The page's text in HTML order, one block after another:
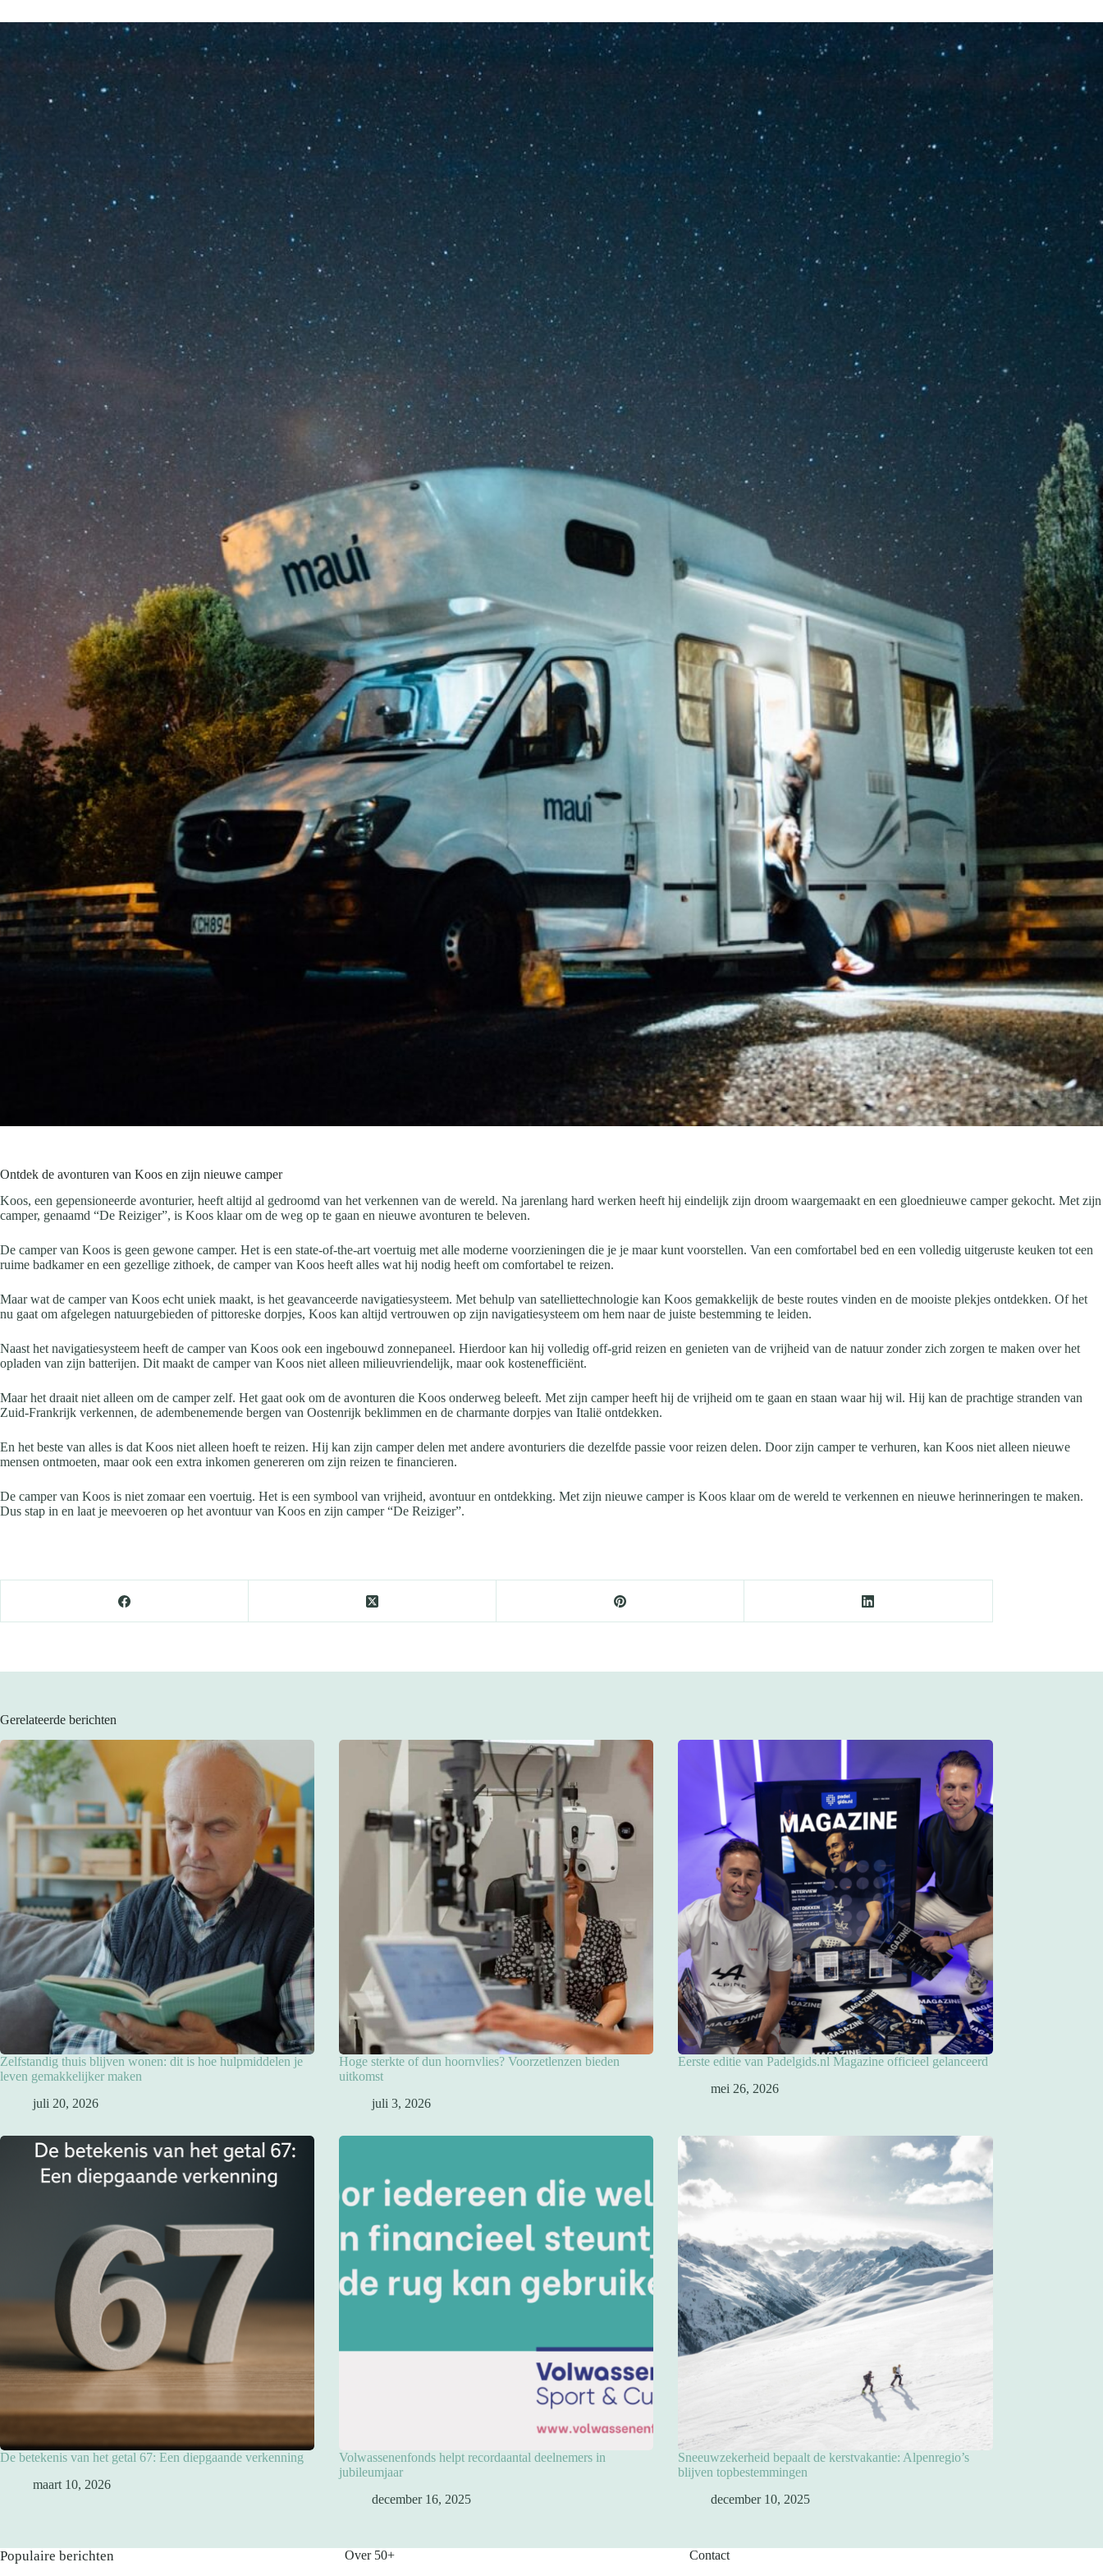
Ontdek de avonturen van Koos en zijn nieuwe camper
Koos, een gepensioneerde avonturier, heeft altijd al gedroomd van het verkennen van de wereld. Na jarenlang hard werken heeft hij eindelijk zijn droom waargemaakt en een gloednieuwe camper gekocht. Met zijn
camper, genaamd “De Reiziger”, is Koos klaar om de weg op te gaan en nieuwe avonturen te beleven.
De camper van Koos is geen gewone camper. Het is een state-of-the-art voertuig met alle moderne voorzieningen die je je maar kunt voorstellen. Van een comfortabel bed en een volledig uitgeruste keuken tot een
ruime badkamer en een gezellige zithoek, de camper van Koos heeft alles wat hij nodig heeft om comfortabel te reizen.
Maar wat de camper van Koos echt uniek maakt, is het geavanceerde navigatiesysteem. Met behulp van satelliettechnologie kan Koos gemakkelijk de beste routes vinden en de mooiste plekjes ontdekken. Of het
nu gaat om afgelegen natuurgebieden of pittoreske dorpjes, Koos kan altijd vertrouwen op zijn navigatiesysteem om hem naar de juiste bestemming te leiden.
Naast het navigatiesysteem heeft de camper van Koos ook een ingebouwd zonnepaneel. Hierdoor kan hij volledig off-grid reizen en genieten van de vrijheid van de natuur zonder zich zorgen te maken over het
opladen van zijn batterijen. Dit maakt de camper van Koos niet alleen milieuvriendelijk, maar ook kostenefficiënt.
Maar het draait niet alleen om de camper zelf. Het gaat ook om de avonturen die Koos onderweg beleeft. Met zijn camper heeft hij de vrijheid om te gaan en staan waar hij wil. Hij kan de prachtige stranden van
Zuid-Frankrijk verkennen, de adembenemende bergen van Oostenrijk beklimmen en de charmante dorpjes van Italië ontdekken.
En het beste van alles is dat Koos niet alleen hoeft te reizen. Hij kan zijn camper delen met andere avonturiers die dezelfde passie voor reizen delen. Door zijn camper te verhuren, kan Koos niet alleen nieuwe
mensen ontmoeten, maar ook een extra inkomen genereren om zijn reizen te financieren.
De camper van Koos is niet zomaar een voertuig. Het is een symbool van vrijheid, avontuur en ontdekking. Met zijn nieuwe camper is Koos klaar om de wereld te verkennen en nieuwe herinneringen te maken.
Dus stap in en laat je meevoeren op het avontuur van Koos en zijn camper “De Reiziger”.
Gerelateerde berichten
Zelfstandig thuis blijven wonen: dit is hoe hulpmiddelen je
leven gemakkelijker maken
juli 20, 2026
Hoge sterkte of dun hoornvlies? Voorzetlenzen bieden
uitkomst
juli 3, 2026
Eerste editie van Padelgids.nl Magazine officieel gelanceerd
mei 26, 2026
De betekenis van het getal 67: Een diepgaande verkenning
maart 10, 2026
Volwassenenfonds helpt recordaantal deelnemers in
jubileumjaar
december 16, 2025
Sneeuwzekerheid bepaalt de kerstvakantie: Alpenregio’s
blijven topbestemmingen
december 10, 2025
Populaire berichten
Over 50+
Contact